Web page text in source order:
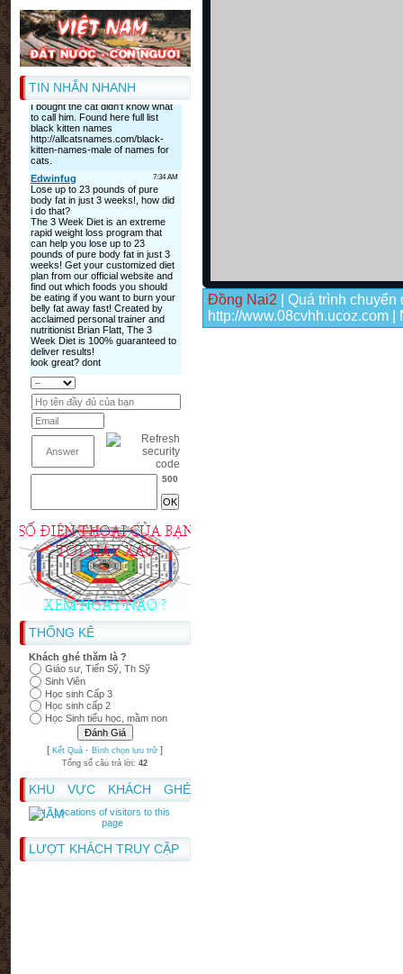
TIN NHẮN NHANH
500
THỐNG KÊ
Khách ghé thăm là ?
Giáo sư, Tiến Sỹ, Th Sỹ
Sinh Viên
Học sinh Cấp 3
Học sinh cấp 2
Học Sinh tiểu học, mầm non
[Kết Quả ·Bình chọn lưu trữ ]
Tổng số câu trả lời:42
KHU VỰC KHÁCH GHÉ
THĂM
LƯỢT KHÁCH TRUY CẬP
Đồng Nai2 | Quá trình
http://www.08cvhh.ucoz.com |